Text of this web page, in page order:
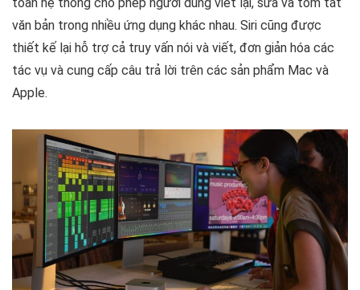
văn bản trong nhiều ứng dụng khác nhau. Siri cũng được
thiết kế lại hỗ trợ cả truy vấn nói và viết, đơn giản hóa các
tác vụ và cung cấp câu trả lời trên các sản phẩm Mac và
Apple.